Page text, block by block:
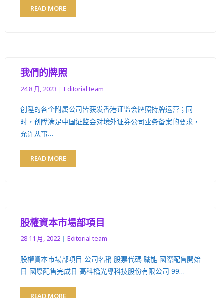
READ MORE
我們的牌照
24 8 月, 2023 Editorial team
创陞的各个附属公司皆获发香港证监会牌照持牌运营；同
时，创陞满足中国证监会对境外证券公司业务备案的要求，
允许从事…
READ MORE
股權資本市場部項目
28 11 月, 2022 Editorial team
股權資本市場部項目 公司名稱 股票代碼 職能 國際配售開始
日 國際配售完成日 高科橋光導科技股份有限公司 99…
READ MORE